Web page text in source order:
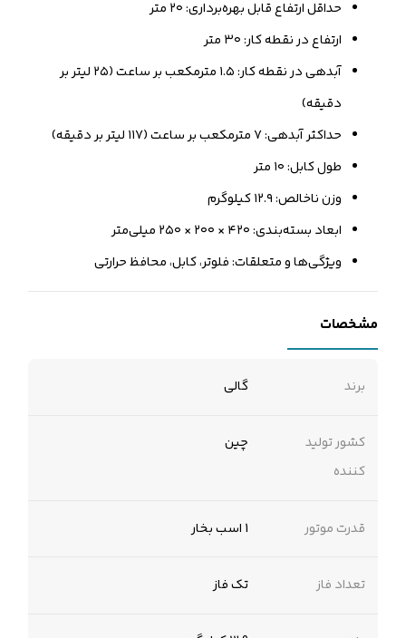
حداقل ارتفاع قابل بهره‌برداری: ۲۰ متر
ارتفاع در نقطه کار: ۳۰ متر
آبدهی در نقطه کار: ۱.۵ مترمکعب بر ساعت (۲۵ لیتر بر
دقیقه)
حداکثر آبدهی: ۷ مترمکعب بر ساعت (۱۱۷ لیتر بر دقیقه)
طول کابل: ۱۰ متر
وزن ناخالص: ۱۲.۹ کیلوگرم
ابعاد بسته‌بندی: ۴۲۰ × ۲۰۰ × ۲۵۰ میلی‌متر
ویژگی‌ها و متعلقات: فلوتر، کابل، محافظ حرارتی
مشخصات
برند گالی
کشور تولید
کننده
چین
قدرت موتور 1 اسب بخار
تعداد فاز تک فاز